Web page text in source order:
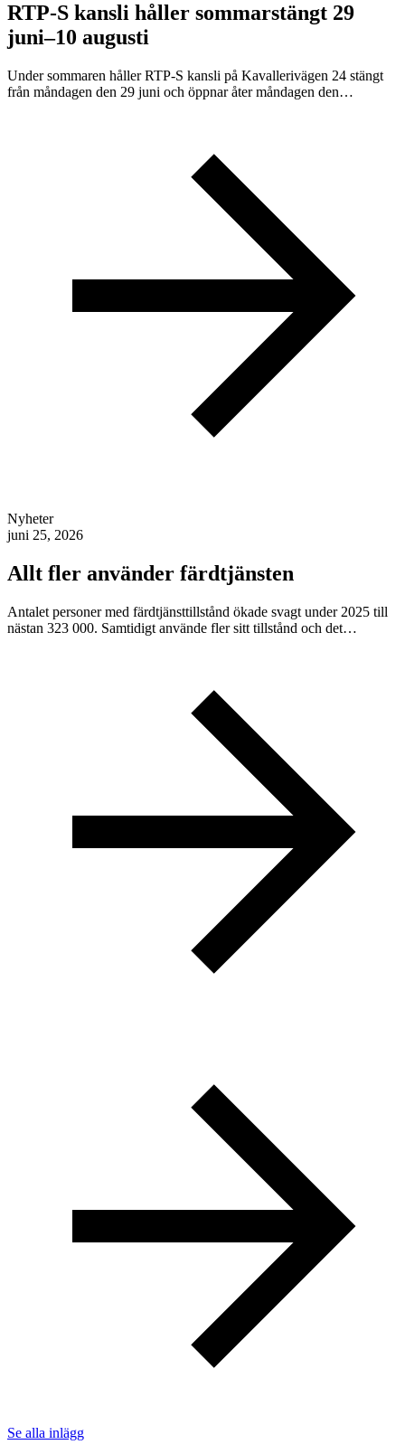
RTP-S kansli håller sommarstängt 29
juni–10 augusti
Under sommaren håller RTP-S kansli på Kavallerivägen 24 stängt
från måndagen den 29 juni och öppnar åter måndagen den…
Nyheter
juni 25, 2026
Allt fler använder färdtjänsten
Antalet personer med färdtjänsttillstånd ökade svagt under 2025 till
nästan 323 000. Samtidigt använde fler sitt tillstånd och det…
Se alla inlägg